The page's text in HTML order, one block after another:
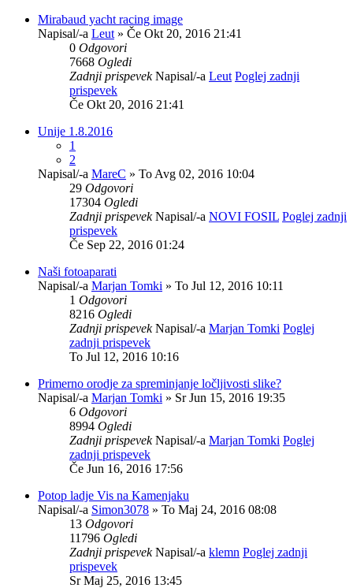
Mirabaud yacht racing image
Napisal/-a Leut » Če Okt 20, 2016 21:41
0 Odgovori
7668 Ogledi
Zadnji prispevekNapisal/-a Leut Poglej zadnji
prispevek
Če Okt 20, 2016 21:41
Unije 1.8.2016
1
2
Napisal/-a MareC » To Avg 02, 2016 10:04
29 Odgovori
17304 Ogledi
Zadnji prispevekNapisal/-a NOVI FOSIL Poglej zadnji
prispevek
Če Sep 22, 2016 01:24
Naši fotoaparati
Napisal/-a Marjan Tomki » To Jul 12, 2016 10:11
1 Odgovori
8216 Ogledi
Zadnji prispevekNapisal/-a Marjan Tomki Poglej
zadnji prispevek
To Jul 12, 2016 10:16
Primerno orodje za spreminjanje ločljivosti slike?
Napisal/-a Marjan Tomki » Sr Jun 15, 2016 19:35
6 Odgovori
8994 Ogledi
Zadnji prispevekNapisal/-a Marjan Tomki Poglej
zadnji prispevek
Če Jun 16, 2016 17:56
Potop ladje Vis na Kamenjaku
Napisal/-a Simon3078 » To Maj 24, 2016 08:08
13 Odgovori
11796 Ogledi
Zadnji prispevekNapisal/-a klemn Poglej zadnji
prispevek
Sr Maj 25, 2016 13:45